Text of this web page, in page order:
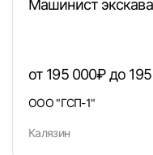
Вход в
вакансии с
Машинист
от 195 000₽ до
ООО "ГСП-1"
Калязин